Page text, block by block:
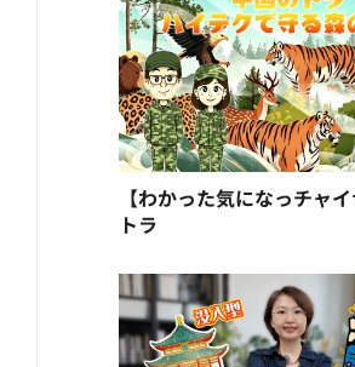
【わかった気になっチャ
トラ